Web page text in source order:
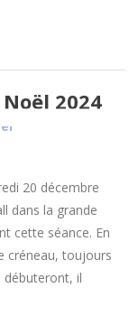
2024
20 décembre
dans la grande
cette séance. En
créneau, toujours
débuteront, il